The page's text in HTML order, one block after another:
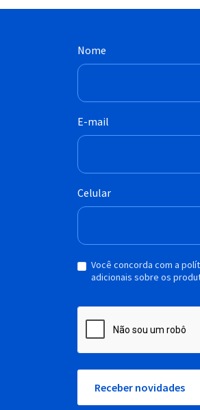
Nome
E-mail
Celular
Você concorda com a
adicionais sobre os
Receber novidades